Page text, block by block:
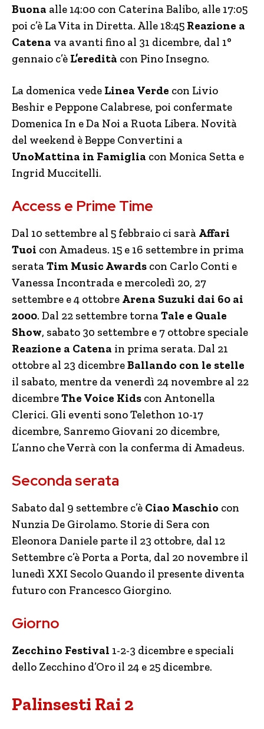
Buona alle 14:00 con Caterina Balibo, alle 17:05
poi c’è La Vita in Diretta. Alle 18:45 Reazione a
Catena va avanti fino al 31 dicembre, dal 1°
gennaio c’è L’eredità con Pino Insegno.
La domenica vede Linea Verde con Livio
Beshir e Peppone Calabrese, poi confermate
Domenica In e Da Noi a Ruota Libera. Novità
del weekend è Beppe Convertini a
UnoMattina in Famiglia con Monica Setta e
Ingrid Muccitelli.
Access e Prime Time
Dal 10 settembre al 5 febbraio ci sarà Affari
Tuoi con Amadeus. 15 e 16 settembre in prima
serataTim Music Awards con Carlo Conti e
Vanessa Incontrada e mercoledì 20, 27
settembre e 4 ottobre Arena Suzuki dai 60 ai
2000. Dal 22 settembre tornaTale e Quale
Show, sabato 30 settembre e 7 ottobre speciale
Reazione a Catena in prima serata. Dal 21
ottobre al 23 dicembreBallando con le stelle
il sabato, mentre da venerdì 24 novembre al 22
dicembreThe Voice Kids con Antonella
Clerici. Gli eventi sono Telethon 10-17
dicembre, Sanremo Giovani 20 dicembre,
L’anno che Verrà con la conferma di Amadeus.
Seconda serata
Sabato dal 9 settembre c’è Ciao Maschio con
Nunzia De Girolamo. Storie di Sera con
Eleonora Daniele parte il 23 ottobre, dal 12
Settembre c’è Porta a Porta, dal 20 novembre il
lunedì XXI Secolo Quando il presente diventa
futuro con Francesco Giorgino.
Giorno
Zecchino Festival 1-2-3 dicembre e speciali
dello Zecchino d’Oro il 24 e 25 dicembre.
Palinsesti Rai 2